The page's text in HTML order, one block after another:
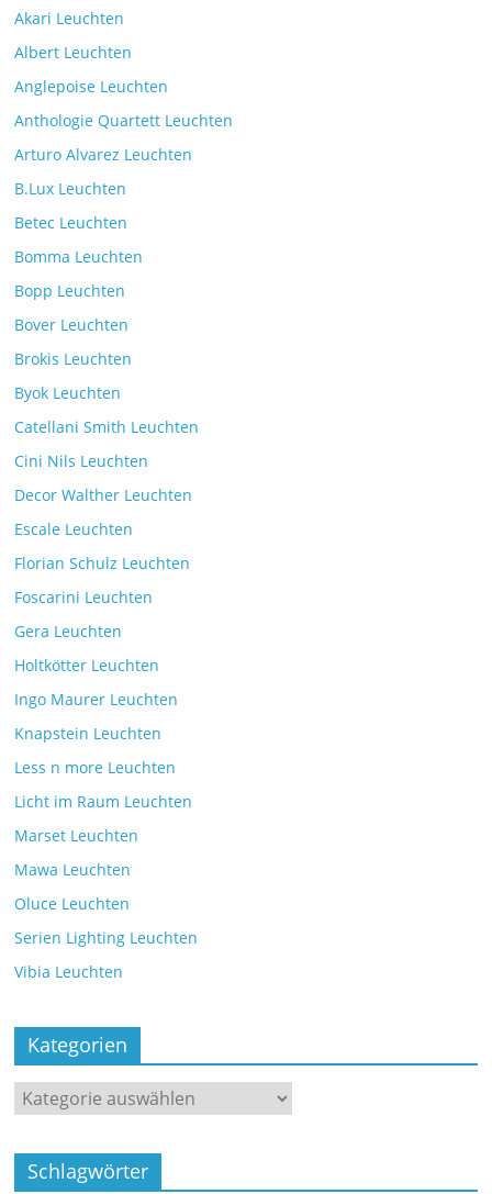
7. Juli 2025
Die Leuchtenkollektion Mona des tschechischen
Herstellers Brokis
Akari Leuchten
Albert Leuchten
Anglepoise Leuchten
Anthologie Quartett Leuchten
Arturo Alvarez Leuchten
B.Lux Leuchten
Betec Leuchten
Bomma Leuchten
Bopp Leuchten
Bover Leuchten
Brokis Leuchten
Byok Leuchten
Catellani Smith Leuchten
Cini Nils Leuchten
Decor Walther Leuchten
Escale Leuchten
Florian Schulz Leuchten
Foscarini Leuchten
Gera Leuchten
Holtkötter Leuchten
Ingo Maurer Leuchten
Knapstein Leuchten
Less n more Leuchten
Licht im Raum Leuchten
Marset Leuchten
Mawa Leuchten
Oluce Leuchten
Serien Lighting Leuchten
Vibia Leuchten
Kategorien
Schlagwörter